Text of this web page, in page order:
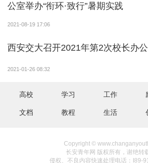
公室举办“衔环·致行”暑期实践
2021-08-19 17:06
西安交大召开2021年第2次校长办
2021-01-26 08:32
高校 学习 工作
文档 教程 生活
Copyright ©
长安青年网 版权所有，谢绝转
侵权、不良内容快速处理电话：I89-